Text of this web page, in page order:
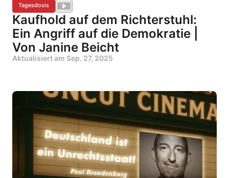
Tagesdosis
Kaufhold auf dem Richterstuhl:
Ein Angriff auf die Demokratie |
Von Janine Beicht
Aktualisiert am Sep. 27, 2025